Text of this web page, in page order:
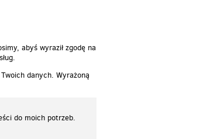
abyś wyraził zgodę na
danych. Wyrażoną
do moich potrzeb.